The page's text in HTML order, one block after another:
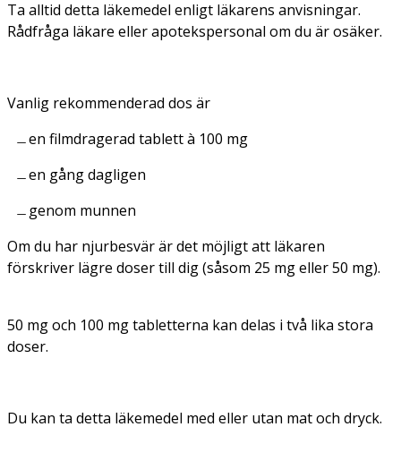
Ta alltid detta läkemedel enligt läkarens anvisningar.
Rådfråga läkare eller apotekspersonal om du är osäker.
Vanlig rekommenderad dos är
en filmdragerad tablett à 100 mg
en gång dagligen
genom munnen
Om du har njurbesvär är det möjligt att läkaren
förskriver lägre doser till dig (såsom 25 mg eller 50 mg).
50 mg och 100 mg tabletterna kan delas i två lika stora
doser.
Du kan ta detta läkemedel med eller utan mat och dryck.